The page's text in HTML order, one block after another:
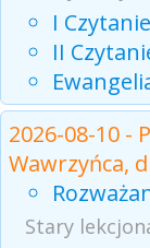
I Czytanie
II
2026-08-10 -
Wawrzyńca,
Stary